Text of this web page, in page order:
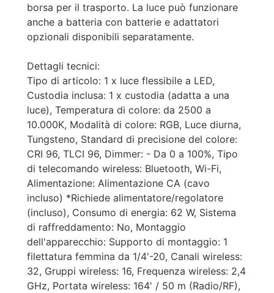
borsa per il trasporto. La luce può funzionare
anche a batteria con batterie e adattatori
opzionali disponibili separatamente.
Dettagli tecnici:
Tipo di articolo: 1 x luce flessibile a LED,
Custodia inclusa: 1 x custodia (adatta a una
luce), Temperatura di colore: da 2500 a
10.000K, Modalità di colore: RGB, Luce diurna,
Tungsteno, Standard di precisione del colore:
CRI 96, TLCI 96, Dimmer: - Da 0 a 100%, Tipo
di telecomando wireless: Bluetooth, Wi-Fi,
Alimentazione: Alimentazione CA (cavo
incluso) *Richiede alimentatore/regolatore
(incluso), Consumo di energia: 62 W, Sistema
di raffreddamento: No, Montaggio
dell'apparecchio: Supporto di montaggio: 1
filettatura femmina da 1/4'-20, Canali wireless:
32, Gruppi wireless: 16, Frequenza wireless: 2,4
GHz, Portata wireless: 164' / 50 m (Radio/RF),